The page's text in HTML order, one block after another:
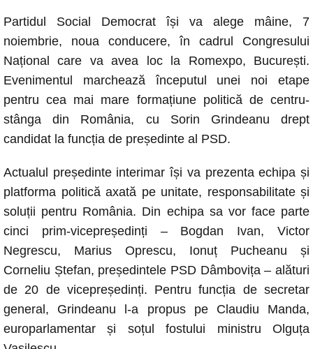
c
e
b
o
o
k
at
s
A
p
p
ss
e
n
g
er
p
y
Li
n
k
ail
Partidul Social Democrat își va alege mâine, 7
noiembrie, noua conducere, în cadrul Congresului
Național care va avea loc la Romexpo, București.
Evenimentul marchează începutul unei noi etape
pentru cea mai mare formațiune politică de centru-
stânga din România, cu Sorin Grindeanu drept
candidat la funcția de președinte al PSD.
Actualul președinte interimar își va prezenta echipa și
platforma politică axată pe unitate, responsabilitate și
soluții pentru România. Din echipa sa vor face parte
cinci prim-vicepreședinți – Bogdan Ivan, Victor
Negrescu, Marius Oprescu, Ionuț Pucheanu și
Corneliu Ștefan, președintele PSD Dâmbovița – alături
de 20 de vicepreședinți. Pentru funcția de secretar
general, Grindeanu l-a propus pe Claudiu Manda,
europarlamentar și soțul fostului ministru Olguța